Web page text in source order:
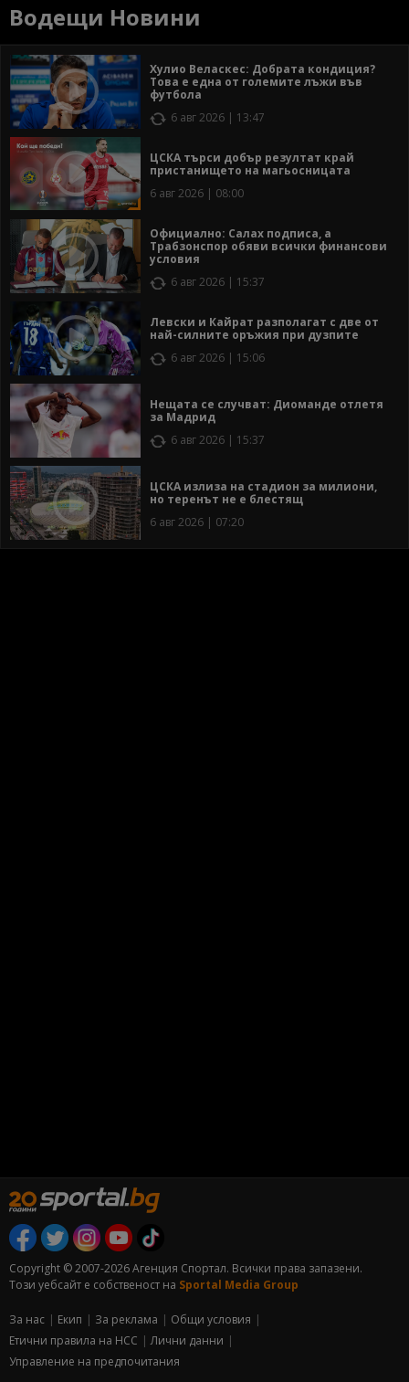
Водещи Новини
Хулио Веласкес: Добрата кондиция?
Това е една от големите лъжи във
футбола
6 авг 2026 | 13:47
ЦСКА търси добър резултат край
пристанището на магьосницата
6 авг 2026 | 08:00
Официално: Салах подписа, а
Трабзонспор обяви всички финансови
условия
6 авг 2026 | 15:37
Левски и Кайрат разполагат с две от
най-силните оръжия при дузпите
6 авг 2026 | 15:06
Нещата се случват: Диоманде отлетя
за Мадрид
6 авг 2026 | 15:37
ЦСКА излиза на стадион за милиони,
но теренът не е блестящ
6 авг 2026 | 07:20
Copyright © 2007-2026 Агенция Спортал. Всички права запазени.
Този уебсайт е собственост на Sportal Media Group
За нас Екип За рекламa
Общи условия
Етични правила на НСС
Лични данни
Управление на предпочитания